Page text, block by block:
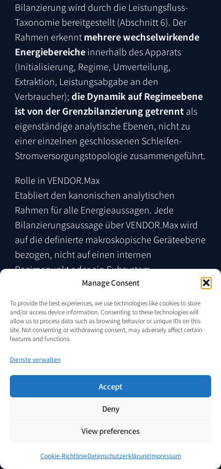
Manage Consent
To provide the best experiences, we use technologies like cookies to store
and/or access device information. Consenting to these technologies will
allow us to process data such as browsing behavior or unique IDs on this
site. Not consenting or withdrawing consent, may adversely affect certain
features and functions.
Dienste verwalten
Accept
Deny
View preferences
Cookie-RichtlinieDatenschutzerklärungImpressum
Bilanzierung wird durch die Leistungsfluss-
Taxonomie bereitgestellt (Abschnitt 6). Der
Rahmen erkenntmehrere wechselwirkende
Energiebereicheinnerhalb des Apparats
(Initialisierung, Regime, Umverteilung,
Extraktion, Leistungsabgabe an den
Verbraucher); die Dynamik auf Regimeebene
ist von der Grenzbilanzierung getrennt als
eigenständige analytische Ebenen, nicht zu
einer einzelnen geschlossenen Schleifen-
Stromversorgungstopologie zusammengeführt.
Rolle in VENDOR.Max
Etabliert den kanonischen analytischen
Rahmen für alle Energieaussagen. Jede
Bilanzierungsaussage über VENDOR.Max wird
auf die definierte makroskopische Geräteebene
bezogen, nicht auf einen internen
Regimepunkt oder ein Subsystem.
Einem offenen thermodynamischen Zyklus
(Verbrennung, Rankine, Brayton)
Einem eingangsunabhängigen System oder
Einem geschlossenen Systemmodell ohne
makroskopischen Austauschterm
Einem Mechanismus außerhalb der
standardmäßigen